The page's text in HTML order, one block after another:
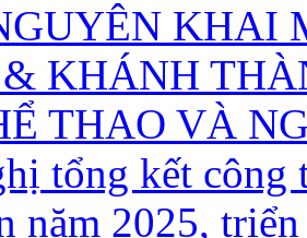
KHAI
KHÁNH
THAO VÀ